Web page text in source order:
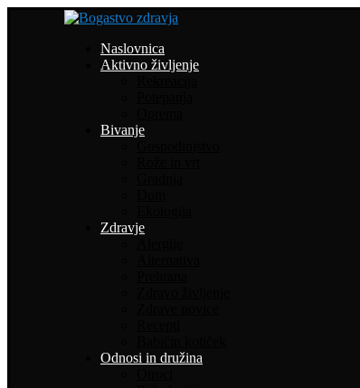
Naslovnica
Aktivno življenje
Bivanje
Zdravje
Odnosi in družina